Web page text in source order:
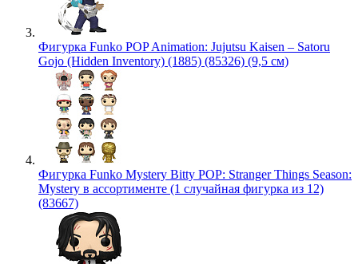
Фигурка Funko POP Animation: Jujutsu Kaisen – Satoru
Gojo (Hidden Inventory) (1885) (85326) (9,5 см)
Фигурка Funko Mystery Bitty POP: Stranger Things Season:
Mystery в ассортименте (1 случайная фигурка из 12)
(83667)